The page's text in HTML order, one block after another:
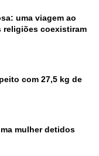
uma viagem ao
religiões coexistiram
com 27,5 kg de
mulher detidos